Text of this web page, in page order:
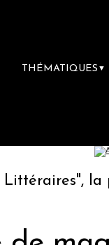
THÉMATIQUES ▼
la